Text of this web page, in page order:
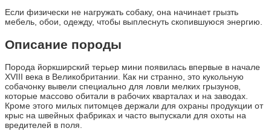
Если физически не нагружать собаку, она начинает грызть
мебель, обои, одежду, чтобы выплеснуть скопившуюся энергию.
Описание породы
Порода йоркширский терьер мини появилась впервые в начале
XVIII века в Великобритании. Как ни странно, это кукольную
собачонку вывели специально для ловли мелких грызунов,
которые массово обитали в рабочих кварталах и на заводах.
Кроме этого милых питомцев держали для охраны продукции от
крыс на швейных фабриках и часто выпускали для охоты на
вредителей в поля.